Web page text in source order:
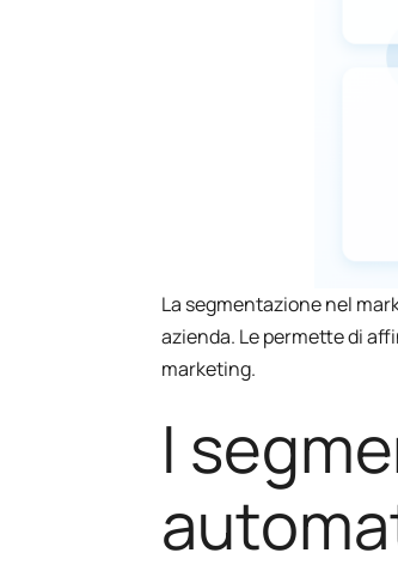
La segmentazione nel
azienda. Le permette di
marketing.
I